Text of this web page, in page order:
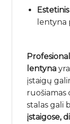
lentyna
lentyna
įstaigų
ruošiamas
stalas gali
įstaigose,